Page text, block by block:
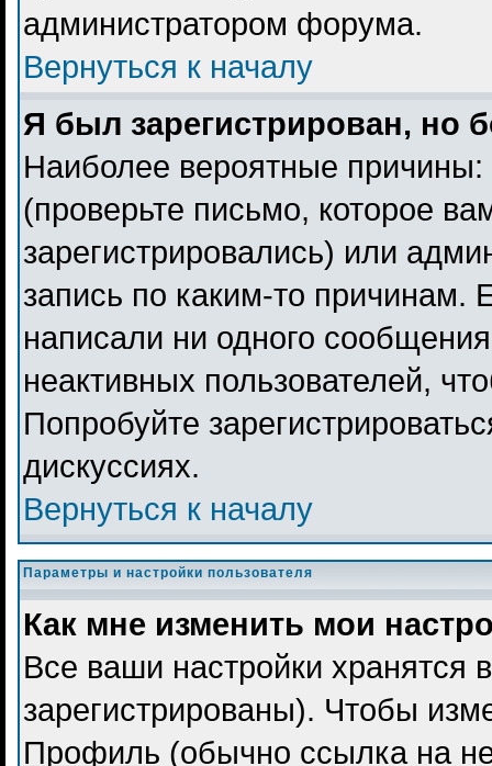
администратором форума.
Вернуться к началу
Я был зарегистрирован, но
Наиболее вероятные
(проверьте письмо, которое
зарегистрировались) или
запись по каким-то причинам.
написали ни одного
неактивных пользователей,
Попробуйте
дискуссиях.
Вернуться к началу
Параметры и настройки пользователя
Как мне изменить мои
Все ваши настройки хранятся
зарегистрированы). Чтобы
Профиль (обычно ссылка на